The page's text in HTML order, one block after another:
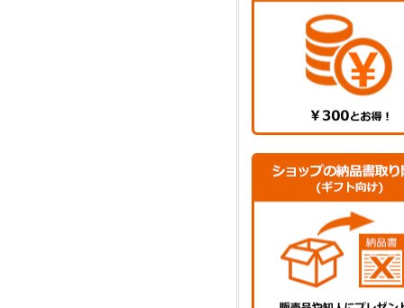
20.5
21.0
22.0
23.0
25.0
27.0
28.0
30.0